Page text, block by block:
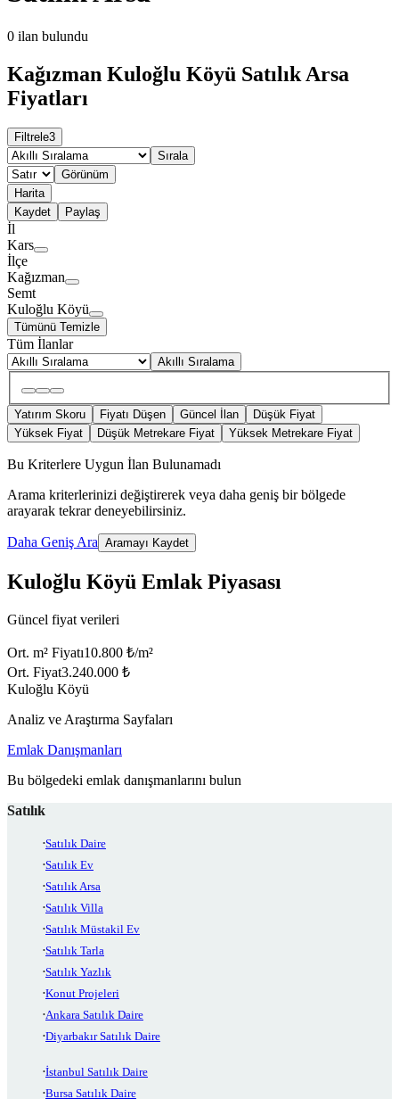
0 ilan bulundu
Kağızman Kuloğlu Köyü Satılık Arsa
Fiyatları
Filtrele3
Sırala
Görünüm
Harita
Kaydet
Paylaş
İl
Kars
İlçe
Kağızman
Semt
Kuloğlu Köyü
Tümünü Temizle
Tüm İlanlar
Akıllı Sıralama
Yatırım Skoru Fiyatı Düşen Güncel İlan
Düşük Fiyat
Yüksek Fiyat
Düşük Metrekare Fiyat Yüksek Metrekare Fiyat
Bu Kriterlere Uygun İlan Bulunamadı
Arama kriterlerinizi değiştirerek veya daha geniş bir bölgede
arayarak tekrar deneyebilirsiniz.
Daha Geniş Ara Aramayı Kaydet
Kuloğlu Köyü Emlak Piyasası
Güncel fiyat verileri
Ort. m² Fiyatı10.800 ₺/m²
Ort. Fiyat3.240.000 ₺
Kuloğlu Köyü
Analiz ve Araştırma Sayfaları
Emlak Danışmanları
Bu bölgedeki emlak danışmanlarını bulun
Satılık
Satılık Daire
Satılık Ev
Satılık Arsa
Satılık Villa
Satılık Müstakil Ev
Satılık Tarla
Satılık Yazlık
Konut Projeleri
Ankara Satılık Daire
Diyarbakır Satılık Daire
İstanbul Satılık Daire
Bursa Satılık Daire